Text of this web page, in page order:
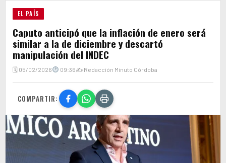
EL PAÍS
Caputo anticipó que la inflación de enero será
similar a la de diciembre y descartó
manipulación del INDEC
🗓 05/02/2026 09:36✍ Redacción Minuto Córdoba
COMPARTIR: